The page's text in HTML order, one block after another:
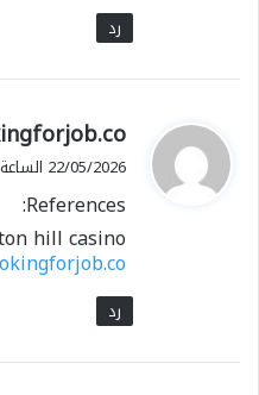
رد
ي
ق
ل
22/05/2026 الساعة 06:20
References:
hill casino
رد